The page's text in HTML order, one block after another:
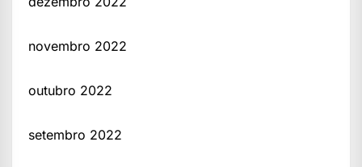
novembro 2022
outubro 2022
setembro 2022